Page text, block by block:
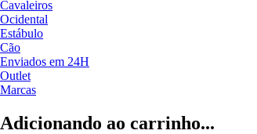
Cavaleiros
Ocidental
Estábulo
Cão
Enviados em 24H
Outlet
Marcas
Adicionando ao carrinho...